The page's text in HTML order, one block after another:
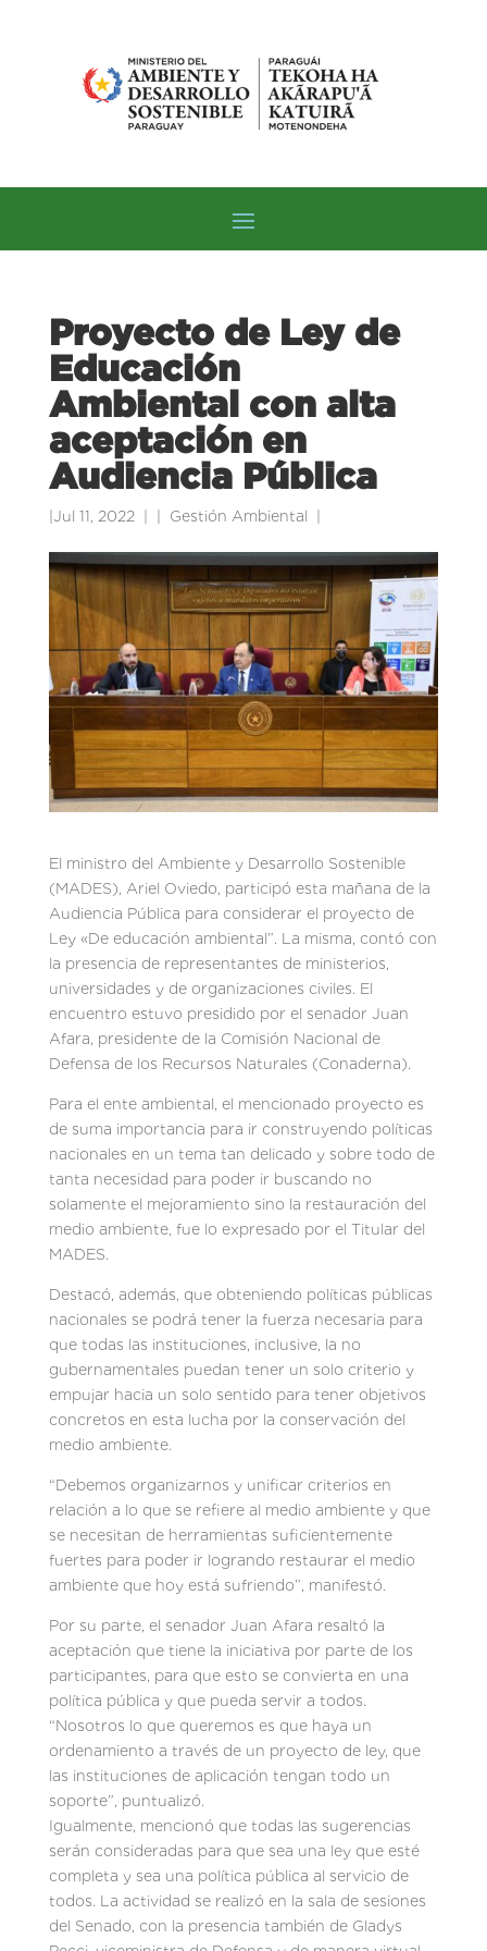
Proyecto de Ley de
Educación
Ambiental con alta
aceptación en
Audiencia Pública
Jul 11, 2022 Gestión Ambiental
El ministro del Ambiente y Desarrollo Sostenible
(MADES), Ariel Oviedo, participó esta mañana de la
Audiencia Pública para considerar el proyecto de
Ley «De educación ambiental”. La misma, contó con
la presencia de representantes de ministerios,
universidades y de organizaciones civiles. El
encuentro estuvo presidido por el senador Juan
Afara, presidente de la Comisión Nacional de
Defensa de los Recursos Naturales (Conaderna).
Para el ente ambiental, el mencionado proyecto es
de suma importancia para ir construyendo políticas
nacionales en un tema tan delicado y sobre todo de
tanta necesidad para poder ir buscando no
solamente el mejoramiento sino la restauración del
medio ambiente, fue lo expresado por el Titular del
MADES.
Destacó, además, que obteniendo políticas públicas
nacionales se podrá tener la fuerza necesaria para
que todas las instituciones, inclusive, la no
gubernamentales puedan tener un solo criterio y
empujar hacia un solo sentido para tener objetivos
concretos en esta lucha por la conservación del
medio ambiente.
“Debemos organizarnos y unificar criterios en
relación a lo que se refiere al medio ambiente y que
se necesitan de herramientas suficientemente
fuertes para poder ir logrando restaurar el medio
ambiente que hoy está sufriendo”, manifestó.
Por su parte, el senador Juan Afara resaltó la
aceptación que tiene la iniciativa por parte de los
participantes, para que esto se convierta en una
política pública y que pueda servir a todos.
“Nosotros lo que queremos es que haya un
ordenamiento a través de un proyecto de ley, que
las instituciones de aplicación tengan todo un
soporte”, puntualizó.
Igualmente, mencionó que todas las sugerencias
serán consideradas para que sea una ley que esté
completa y sea una política pública al servicio de
todos. La actividad se realizó en la sala de sesiones
del Senado, con la presencia también de Gladys